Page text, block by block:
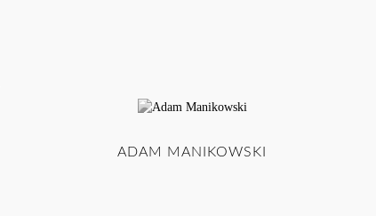
ADAM MANIKOWSKI